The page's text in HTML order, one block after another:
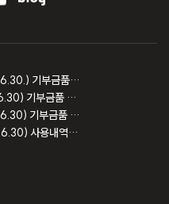
곧장기부 제5기(2025.07.01.~2026.06.30.) 기부금품 모집결과 보고
곧장기부 제6기(2026.07.01~2027.06.30) 기부금품 모집등록 보고
곧장기부 제5기(2025.07.01.~2026.06.30) 기부금품 모집등록 보고
곧장기부 제4기 (2024.07.01.~2025.06.30) 사용내역 및 회계감사 보고